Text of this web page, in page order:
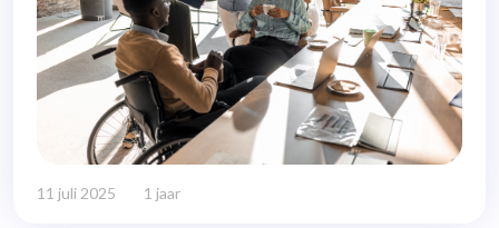
11 juli 2025 1 jaar